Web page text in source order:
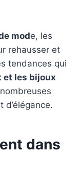
mode, les
rehausser et
tendances qui
et les bijoux
d’élégance.
dans